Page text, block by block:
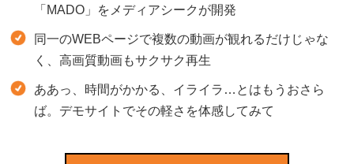
「MADO」をメディアシークが開発
同一のWEBページで複数の動画が観れるだけじゃな
く、高画質動画もサクサク再生
ああっ、時間がかかる、イライラ…とはもうおさら
ば。デモサイトでその軽さを体感してみて